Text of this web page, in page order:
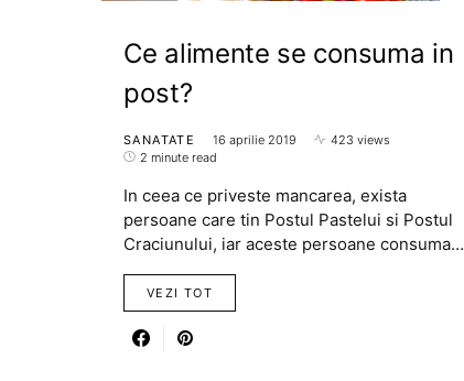
Ce alimente se consuma in
post?
SANATATE 16 aprilie 2019
423 views
2 minute read
In ceea ce priveste mancarea, exista
persoane care tin Postul Pastelui si Postul
Craciunului, iar aceste persoane consuma…
VEZI TOT